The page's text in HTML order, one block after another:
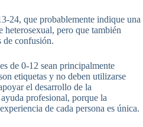
24, que probablemente indique una
pero que también
de confusión.
de 0-12 sean principalmente
etiquetas y no deben utilizarse
el desarrollo de la
profesional, porque la
de cada persona es única.